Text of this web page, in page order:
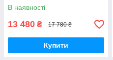
В наявності
13 480 ₴ 17 780 ₴
Купити